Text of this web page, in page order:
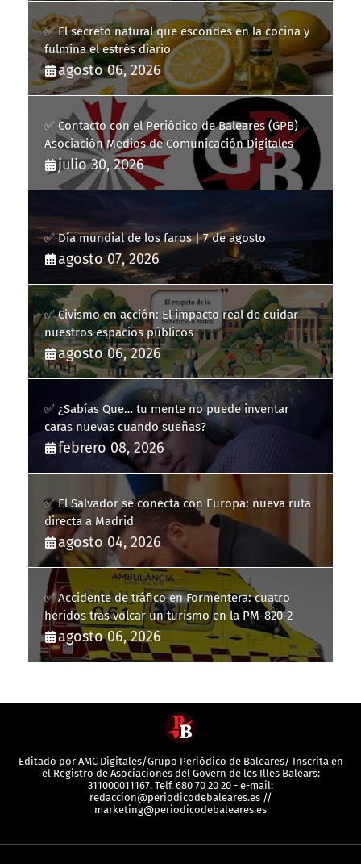
✅ El secreto natural que escondes en la cocina y
fulmina el estrés diario
agosto 06, 2026
✅ Contacto con el Periódico de Baleares (GPB)
Asociación Medios de Comunicación Digitales
julio 30, 2026
✅ Día mundial de los faros | 7 de agosto
agosto 07, 2026
✅ Civismo en acción: El impacto real de cuidar
nuestros espacios públicos
agosto 06, 2026
✅ ¿Sabías Que… tu mente no puede inventar
caras nuevas cuando sueñas?
febrero 08, 2026
✅ El Salvador se conecta con Europa: nueva ruta
directa a Madrid
agosto 04, 2026
✅ Accidente de tráfico en Formentera: cuatro
heridos tras volcar un turismo en la PM-820-2
agosto 06, 2026
Editado por AMC Digitales/Grupo Periódico de Baleares/ Inscrita en
el Registro de Asociaciones del Govern de les Illes Balears:
311000011167. Telf. 680 70 20 20 - e-mail:
redaccion@periodicodebaleares.es //
marketing@periodicodebaleares.es